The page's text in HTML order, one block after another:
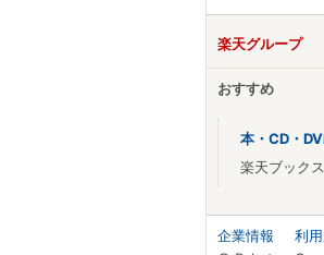
楽天グループ
おすすめ
本・CD・
楽天ブックス
企業情報 利